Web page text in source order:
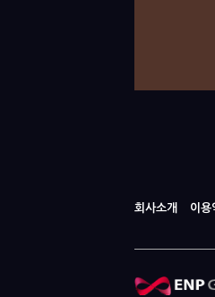
회사소개 이용